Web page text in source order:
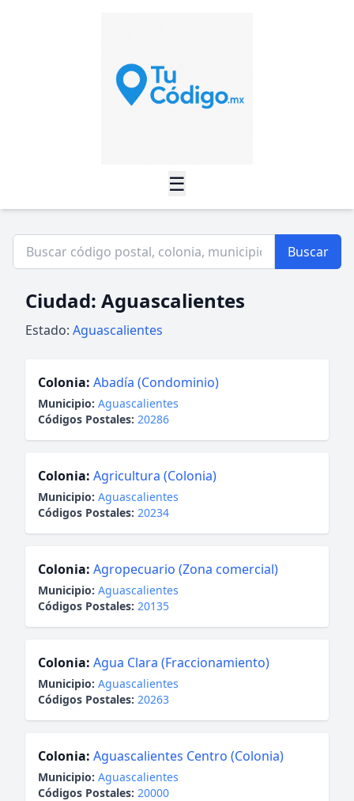
☰
Buscar
Ciudad: Aguascalientes
Estado: Aguascalientes
Colonia: Abadía (Condominio)
Municipio: Aguascalientes
Códigos Postales: 20286
Colonia: Agricultura (Colonia)
Municipio: Aguascalientes
Códigos Postales: 20234
Colonia: Agropecuario (Zona comercial)
Municipio: Aguascalientes
Códigos Postales: 20135
Colonia: Agua Clara (Fraccionamiento)
Municipio: Aguascalientes
Códigos Postales: 20263
Colonia: Aguascalientes Centro (Colonia)
Municipio: Aguascalientes
Códigos Postales: 20000